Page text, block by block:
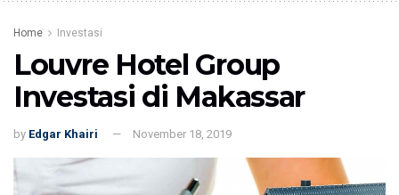
Home Investasi
Louvre Hotel Group
Investasi di Makassar
by Edgar Khairi November 18, 2019